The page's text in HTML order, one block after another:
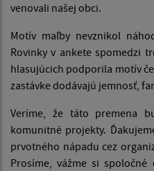
venovali našej obci.
Motív maľby nevznikol
Rovinky v ankete spomedzi
hlasujúcich podporila motív
zastávke dodávajú jemnosť,
Veríme, že táto premena
komunitné projekty.
prvotného nápadu cez
Prosíme, vážme si